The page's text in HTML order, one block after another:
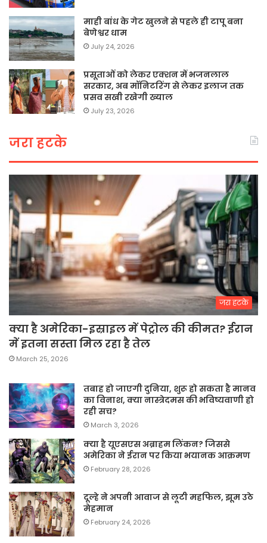
माही बांध के गेट खुलने से पहले ही टापू बना
बेणेश्वर धाम
July 24, 2026
प्रसूताओं को लेकर एक्शन में भजनलाल
सरकार, अब मॉनिटरिंग से लेकर इलाज तक
प्रसव सखी रखेगी ख्याल
July 23, 2026
जरा हटके
जरा हटके
क्या है अमेरिका-इस्राइल में पेट्रोल की कीमत? ईरान
में इतना सस्ता मिल रहा है तेल
March 25, 2026
तबाह हो जाएगी दुनिया, शुरू हो सकता है मानव
का विनाश, क्या नास्त्रेदमस की भविष्यवाणी हो
रही सच?
March 3, 2026
क्या है यूएसएस अब्राहम लिंकन? जिससे
अमेरिका ने ईरान पर किया भयानक आक्रमण
February 28, 2026
दूल्हे ने अपनी आवाज से लूटी महफिल, झूम उठे
मेहमान
February 24, 2026